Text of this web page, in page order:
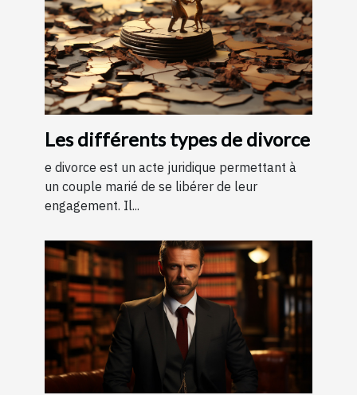
Les différents types de divorce
e divorce est un acte juridique permettant à
un couple marié de se libérer de leur
engagement. Il...